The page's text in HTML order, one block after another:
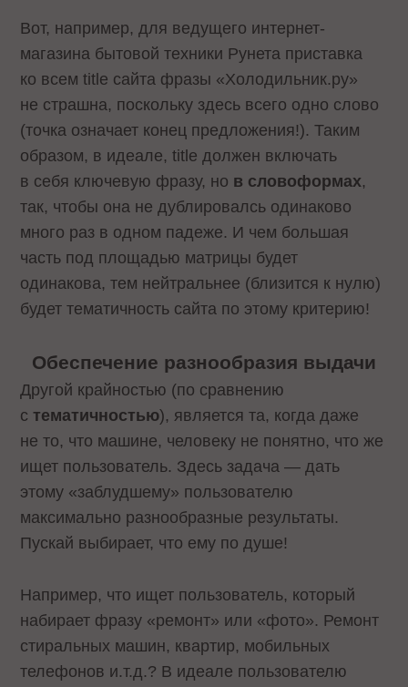
Вот, например, для ведущего интернет-
магазина бытовой техники Рунета приставка
ко всем title сайта фразы «Холодильник.ру»
не страшна, поскольку здесь всего одно слово
(точка означает конец предложения!). Таким
образом, в идеале, title должен включать
в себя ключевую фразу, но в словоформах,
так, чтобы она не дублировалсь одинаково
много раз в одном падеже. И чем большая
часть под площадью матрицы будет
одинакова, тем нейтральнее (близится к нулю)
будет тематичность сайта по этому критерию!
Обеспечение разнообразия выдачи
Другой крайностью (по сравнению
стематичностью), является та, когда даже
не то, что машине, человеку не понятно, что же
ищет пользователь. Здесь задача — дать
этому «заблудшему» пользователю
максимально разнообразные результаты.
Пускай выбирает, что ему по душе!
Например, что ищет пользователь, который
набирает фразу «ремонт» или «фото». Ремонт
стиральных машин, квартир, мобильных
телефонов и.т.д.? В идеале пользователю